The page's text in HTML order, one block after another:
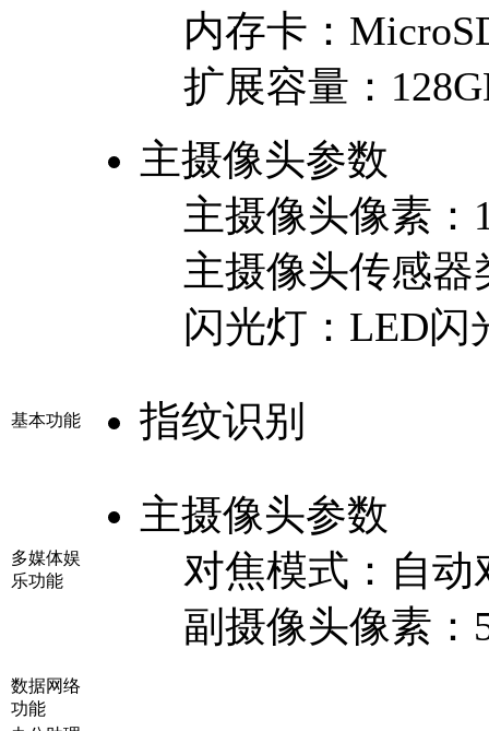
内存卡：
扩展容量：
主摄像头参数
主摄像头像素：
主摄像头传感器
闪光灯： LED闪
基本功能 指纹识别
多媒体娱
乐功能
主摄像头参数
对焦模式： 自动
副摄像头像素：
数据网络
功能